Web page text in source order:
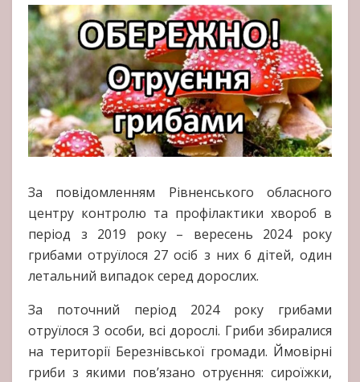
За повідомленням Рівненського обласного
центру контролю та профілактики хвороб в
період з 2019 року – вересень 2024 року
грибами отруїлося 27 осіб з них 6 дітей, один
летальний випадок серед дорослих.
За поточний період 2024 року грибами
отруїлося 3 особи, всі дорослі. Гриби збиралися
на території Березнівської громади. Ймовірні
гриби з якими пов’язано отруєння: сироїжки,